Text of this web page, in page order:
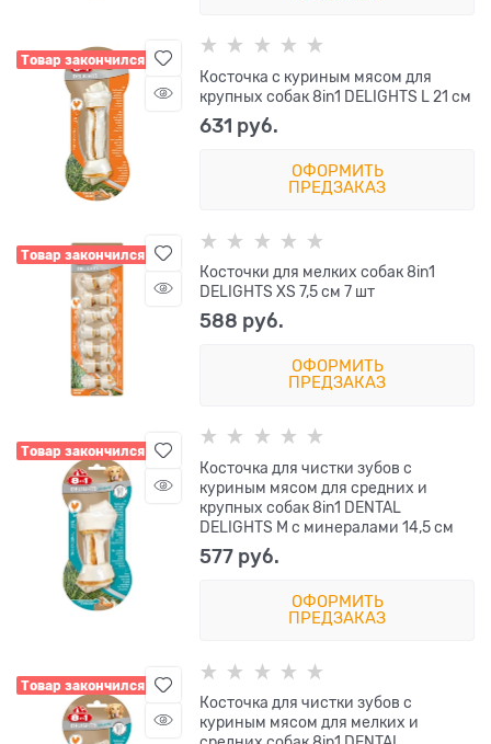
Товар закончился
Косточка с куриным мясом для
крупных собак 8in1 DELIGHTS L 21 см
631 руб.
ОФОРМИТЬ
ПРЕДЗАКАЗ
Товар закончился
Косточки для мелких собак 8in1
DELIGHTS XS 7,5 см 7 шт
588 руб.
ОФОРМИТЬ
ПРЕДЗАКАЗ
Товар закончился
Косточка для чистки зубов с
куриным мясом для средних и
крупных собак 8in1 DENTAL
DELIGHTS M с минералами 14,5 см
577 руб.
ОФОРМИТЬ
ПРЕДЗАКАЗ
Товар закончился
Косточка для чистки зубов с
куриным мясом для мелких и